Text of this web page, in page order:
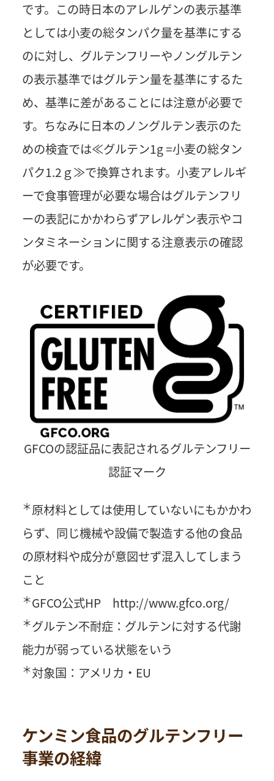
です。この時日本のアレルゲンの表示基準
としては小麦の総タンパク量を基準にする
のに対し、グルテンフリーやノングルテン
の表示基準ではグルテン量を基準にするた
め、基準に差があることには注意が必要で
す。ちなみに日本のノングルテン表示のた
めの検査では≪グルテン1g =小麦の総タン
パク1.2ｇ≫で換算されます。小麦アレルギ
ーで食事管理が必要な場合はグルテンフリ
ーの表記にかかわらずアレルゲン表示やコ
ンタミネーションに関する注意表示の確認
が必要です。
GFCOの認証品に表記されるグルテンフリー
認証マーク
＊原材料としては使用していないにもかかわ
らず、同じ機械や設備で製造する他の食品
の原材料や成分が意図せず混入してしまう
こと
＊GFCO公式HP http://www.gfco.org/
＊グルテン不耐症：グルテンに対する代謝
能力が弱っている状態をいう
＊対象国：アメリカ・EU
ケンミン食品のグルテンフリー
事業の経緯